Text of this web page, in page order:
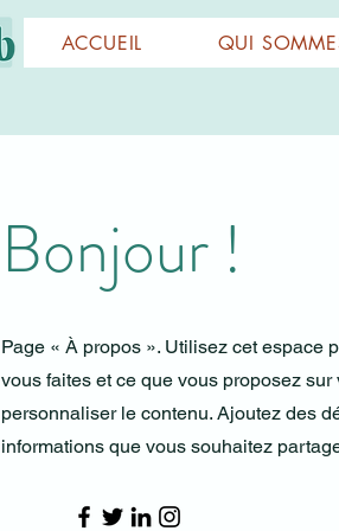
ACCUEIL QUI
Bonjour !
Page « À propos ». Utilisez cet espace
vous faites et ce que vous proposez sur
personnaliser le contenu. Ajoutez des
informations que vous souhaitez